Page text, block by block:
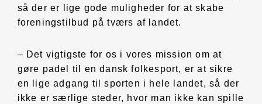
så der er lige gode muligheder for at skabe
foreningstilbud på tværs af landet.
– Det vigtigste for os i vores mission om at
gøre padel til en dansk folkesport, er at sikre
en lige adgang til sporten i hele landet, så der
ikke er særlige steder, hvor man ikke kan spille